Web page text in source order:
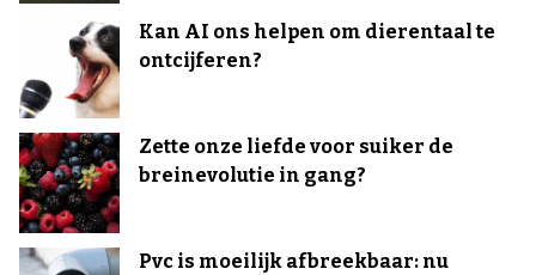
Kan AI ons helpen om dierentaal te
ontcijferen?
Zette onze liefde voor suiker de
breinevolutie in gang?
Pvc is moeilijk afbreekbaar: nu